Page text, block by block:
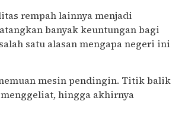
rempah lainnya menjadi
banyak keuntungan bagi
satu alasan mengapa negeri ini
mesin pendingin. Titik balik
hingga akhirnya